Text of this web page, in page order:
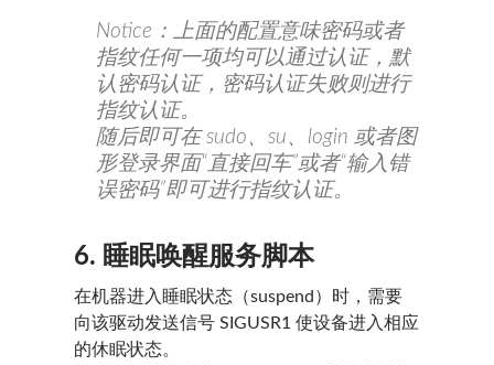
Notice：上面的配置意味密码或者
指纹任何一项均可以通过认证，默
认密码认证，密码认证失败则进行
指纹认证。
随后即可在 sudo、su、login 或者图
形登录界面“直接回车”或者“输入错
误密码”即可进行指纹认证。
6. 睡眠唤醒服务脚本
在机器进入睡眠状态（suspend）时，需要
向该驱动发送信号 SIGUSR1 使设备进入相应
的休眠状态。